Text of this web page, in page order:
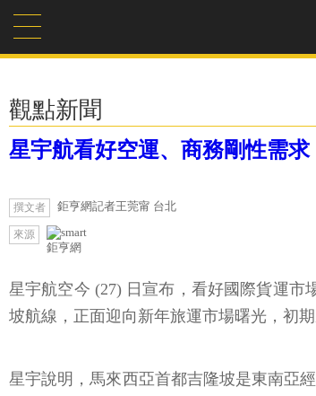
觀點新聞
星宇航看好空運、商務剛性需
撰文者 鉅亨網記者王莞甯 台北
來源
鉅亨網
星宇航空今 (27) 日宣布，看好國際貨運市
坡航線，正面迎向新年旅運市場曙光，初
星宇說明，馬來西亞首都吉隆坡是東南亞